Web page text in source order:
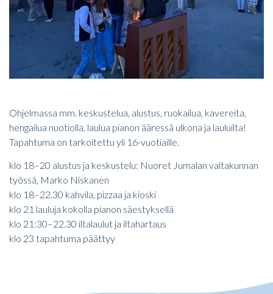
Ohjelmassa mm. keskustelua, alustus, ruokailua, kavereita,
hengailua nuotiolla, laulua pianon ääressä ulkona ja lauluilta!
Tapahtuma on tarkoitettu yli 16-vuotiaille.
klo 18–20 alustus ja keskustelu: Nuoret Jumalan valtakunnan
työssä, Marko Niskanen
klo 18–22.30 kahvila, pizzaa ja kioski
klo 21 lauluja kokolla pianon säestyksellä
klo 21:30–22.30 iltalaulut ja iltahartaus
klo 23 tapahtuma päättyy